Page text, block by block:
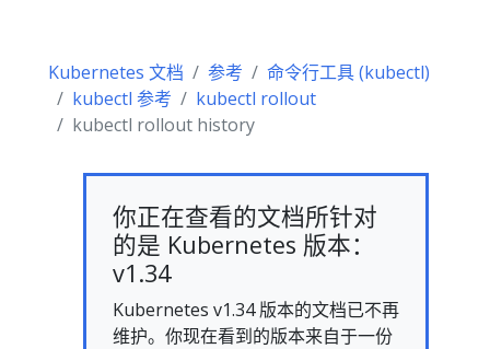
Kubernetes 文档 参考
命令行工具 (kubectl)
kubectl 参考
kubectl rollout
kubectl rollout history
你正在查看的文档所针对
的是 Kubernetes 版本：
v1.34
Kubernetes v1.34 版本的文档已不再
维护。你现在看到的版本来自于一份